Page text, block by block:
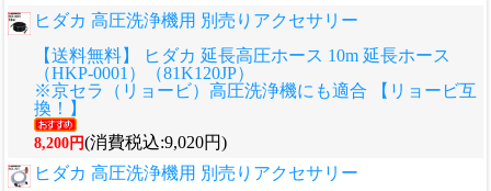
ヒダカ 高圧洗浄機用 別売りアクセサリー
【送料無料】 ヒダカ 延長高圧ホース 10m 延長ホース
（HKP-0001）（81K120JP）
※京セラ（リョービ）高圧洗浄機にも適合 【リョービ互
換！】
8,200円(消費税込:9,020円)
ヒダカ 高圧洗浄機用 別売りアクセサリー